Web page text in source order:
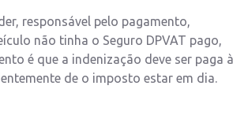
responsável pelo pagamento,
não tinha o Seguro DPVAT pago,
é que a indenização deve ser paga à
de o imposto estar em dia.